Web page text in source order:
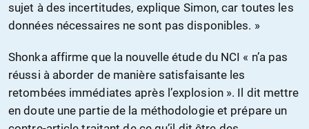
sujet à des incertitudes, explique Simon, car toutes les
données nécessaires ne sont pas disponibles. »
Shonka affirme que la nouvelle étude du NCI « n’a pas
réussi à aborder de manière satisfaisante les
retombées immédiates après l’explosion ». Il dit mettre
en doute une partie de la méthodologie et prépare un